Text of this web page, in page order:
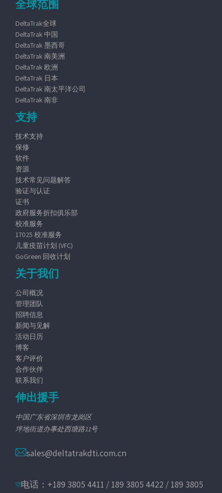
全球范围
DeltaTrak全球
DeltaTrak 中国
DeltaTrak 墨西哥
DeltaTrak 南美洲
DeltaTrak 欧洲
DeltaTrak 日本
DeltaTrak 南太平洋公司
DeltaTrak 南非
支持
技术支持
保修
软件
资源
技术常见问题解答
验证与认证
证书
政府服务折扣俱乐部
校准服务
17025 校准服务
儿童疫苗计划 (VFC)
GoGreen 回收计划
关于我们
公司概况
管理团队
招聘信息
新闻与见解
活动日历
博客
客户评价
合作伙伴
联系我们
伸出援手
中国广东省深圳市龙岗区
坪地街道办事处西塘路11号
sales@deltatrakdti.com.cn
电话：+189 3805 4411 / 189 3805 4422 / 189 3805